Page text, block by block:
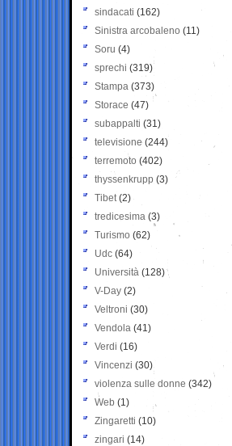
sindacati (162)
Sinistra arcobaleno (11)
Soru (4)
sprechi (319)
Stampa (373)
Storace (47)
subappalti (31)
televisione(244)
terremoto (402)
thyssenkrupp (3)
Tibet(2)
tredicesima (3)
Turismo (62)
Udc (64)
Università (128)
V-Day (2)
Veltroni (30)
Vendola (41)
Verdi (16)
Vincenzi (30)
violenza sulle donne (342)
Web (1)
Zingaretti (10)
zingari (14)